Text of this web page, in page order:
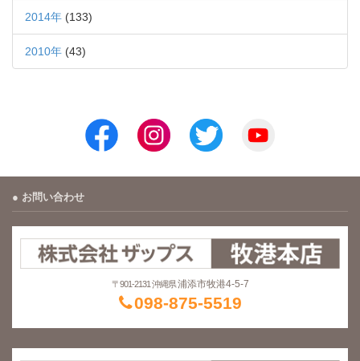
2014年 (133)
2010年 (43)
お問い合わせ
〒901-2131 沖縄県 浦添市牧港4-5-7
098-875-5519